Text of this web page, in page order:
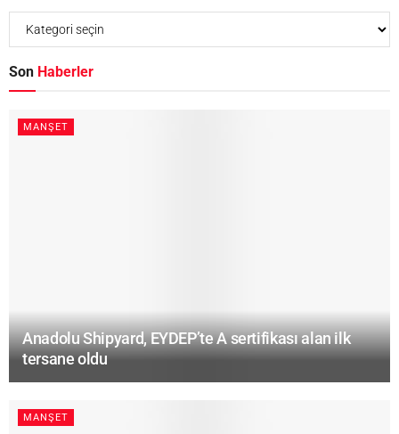
Son Haberler
MANŞET
Anadolu Shipyard, EYDEP’te A sertifikası alan ilk
tersane oldu
MANŞET